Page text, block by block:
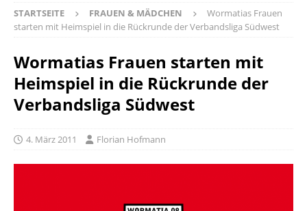
STARTSEITE FRAUEN & MÄDCHEN
Wormatias Frauen
starten mit Heimspiel in die Rückrunde der Verbandsliga Südwest
Wormatias Frauen starten mit
Heimspiel in die Rückrunde der
Verbandsliga Südwest
4. März 2011 Florian Hofmann